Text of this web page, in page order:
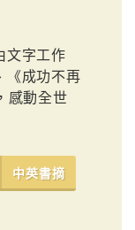
文字工作
《成功不再
感動全世
中英書摘